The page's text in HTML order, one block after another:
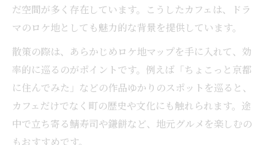
だ空間が多く存在しています。こうしたカフェは、ドラ
マのロケ地としても魅力的な背景を提供しています。
散策の際は、あらかじめロケ地マップを手に入れて、効
率的に巡るのがポイントです。例えば「ちょこっと京都
に住んでみた」などの作品ゆかりのスポットを巡ると、
カフェだけでなく町の歴史や文化にも触れられます。途
中で立ち寄る鯖寿司や鎌餅など、地元グルメを楽しむの
もおすすめです。